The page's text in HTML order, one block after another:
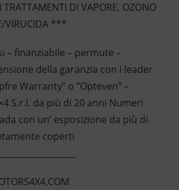
TRATTAMENTI DI VAPORE, OZONO
VIRUCIDA ***
– finanziabile – permute –
della garanzia con i leader
Warranty” o ”Opteven” –
S.r.l. da più di 20 anni Numeri
con un’ esposizione da più di
coperti